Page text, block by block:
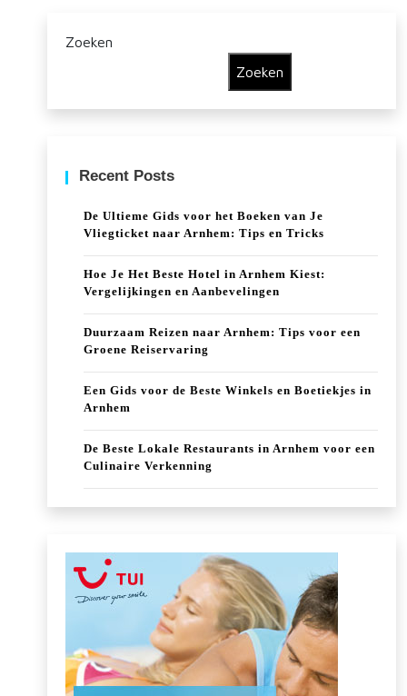
Zoeken
Zoeken
Recent Posts
De Ultieme Gids voor het Boeken van Je
Vliegticket naar Arnhem: Tips en Tricks
Hoe Je Het Beste Hotel in Arnhem Kiest:
Vergelijkingen en Aanbevelingen
Duurzaam Reizen naar Arnhem: Tips voor een
Groene Reiservaring
Een Gids voor de Beste Winkels en Boetiekjes in
Arnhem
De Beste Lokale Restaurants in Arnhem voor een
Culinaire Verkenning